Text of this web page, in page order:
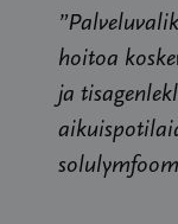
hoitoa
ja